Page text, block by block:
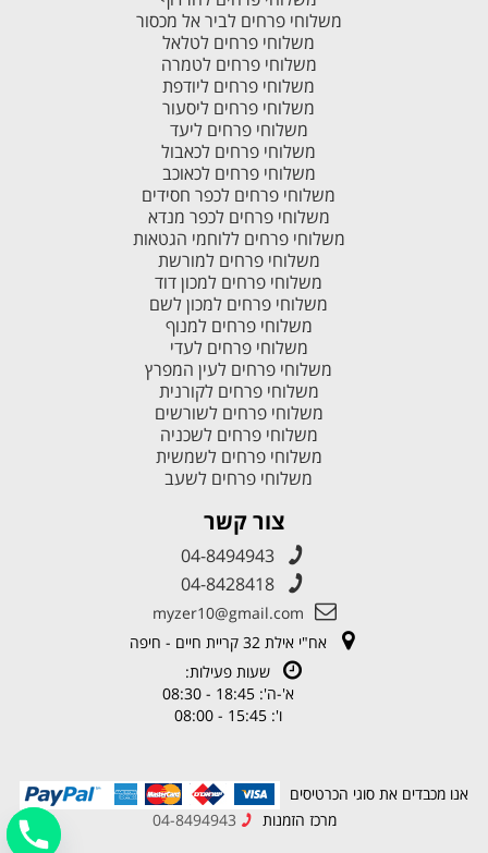
משלוחי פרחים לביר אל מכסור
משלוחי פרחים לטלאל
משלוחי פרחים לטמרה
משלוחי פרחים ליודפת
משלוחי פרחים ליסעור
משלוחי פרחים ליעד
משלוחי פרחים לכאבול
משלוחי פרחים לכאוכב
משלוחי פרחים לכפר חסידים
משלוחי פרחים לכפר מנדא
משלוחי פרחים ללוחמי הגטאות
משלוחי פרחים למורשת
משלוחי פרחים למכון דוד
משלוחי פרחים למכון לשם
משלוחי פרחים למנוף
משלוחי פרחים לעדי
משלוחי פרחים לעין המפרץ
משלוחי פרחים לקורנית
משלוחי פרחים לשורשים
משלוחי פרחים לשכניה
משלוחי פרחים לשמשית
משלוחי פרחים לשעב
צור קשר
04-8494943
04-8428418
myzer10@gmail.com
אח"י אילת 32 קריית חיים - חיפה
שעות פעילות:
א'-ה': 18:45 - 08:30
ו': 15:45 - 08:00
אנו מכבדים את סוגי הכרטיסים
מרכז הזמנות